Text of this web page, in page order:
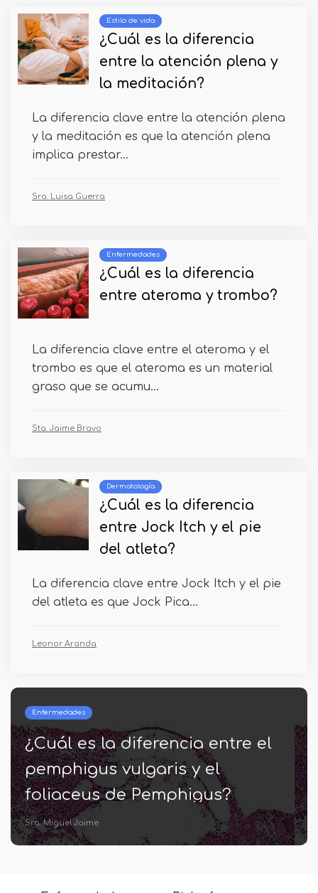
Estilo de vida
¿Cuál es la diferencia
entre la atención plena y
la meditación?
La diferencia clave entre la atención plena
y la meditación es que la atención plena
implica prestar...
Sra. Luisa Guerra
Enfermedades
¿Cuál es la diferencia
entre ateroma y trombo?
La diferencia clave entre el ateroma y el
trombo es que el ateroma es un material
graso que se acumu...
Sta. Jaime Bravo
Dermatología
¿Cuál es la diferencia
entre Jock Itch y el pie
del atleta?
La diferencia clave entre Jock Itch y el pie
del atleta es que Jock Pica...
Leonor Aranda
Enfermedades
¿Cuál es la diferencia entre el
pemphigus vulgaris y el
foliaceus de Pemphigus?
Sra. Miguel Jaime